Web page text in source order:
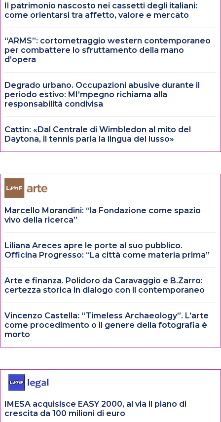
Il patrimonio nascosto nei cassetti degli italiani:
come orientarsi tra affetto, valore e mercato
“ARMS”: cortometraggio western contemporaneo
per combattere lo sfruttamento della mano
d’opera
Degrado urbano. Occupazioni abusive durante il
periodo estivo: MI’mpegno richiama alla
responsabilità condivisa
Cattin: «Dal Centrale di Wimbledon al mito del
Daytona, il tennis parla la lingua del lusso»
Marcello Morandini: “la Fondazione come spazio
vivo della ricerca”
Liliana Areces apre le porte al suo pubblico.
Officina Progresso: “La città come materia prima”
Arte e finanza. Polidoro da Caravaggio e B.Zarro:
certezza storica in dialogo con il contemporaneo
Vincenzo Castella: “Timeless Archaeology”. L’arte
come procedimento o il genere della fotografia è
morto
IMESA acquisisce EASY 2000, al via il piano di
crescita da 100 milioni di euro